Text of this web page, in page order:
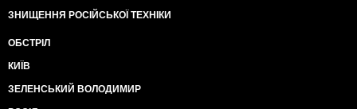
ЗНИЩЕННЯ РОСІЙСЬКОЇ ТЕХНІКИ
ОБСТРІЛ
КИЇВ
ЗЕЛЕНСЬКИЙ ВОЛОДИМИР